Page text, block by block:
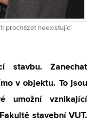
procházet neexistující
stavbu. Zanechat
v objektu. To jsou
umožní vznikající
stavební VUT.